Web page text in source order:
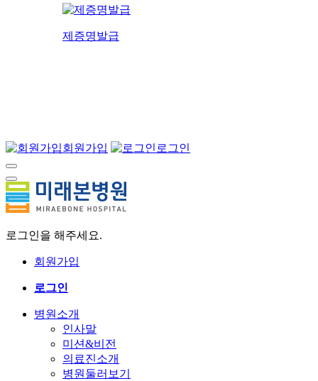
제증명발급
회원가입 로그인
로그인을 해주세요.
회원가입
로그인
병원소개
인사말
미션&비전
의료진소개
병원둘러보기